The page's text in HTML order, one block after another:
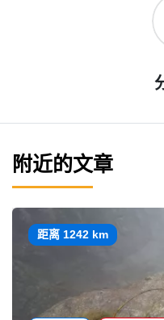
附近的文章
距离 1242 km